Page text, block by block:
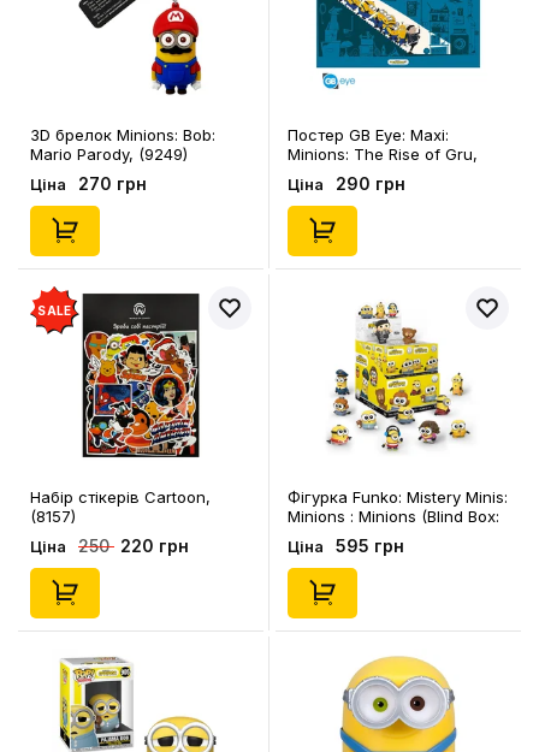
3D брелок Minions: Bob:
Mario Parody, (9249)
Ціна 270 грн
Постер GB Eye: Maxi:
Minions: The Rise of Gru,
Ціна 290 грн
SALE
Набір стікерів Cartoon,
(8157)
Ціна 250 220 грн
Фігурка Funko: Mistery Minis:
Minions : Minions (Blind Box:
1 з 12), (47794)
Ціна 595 грн